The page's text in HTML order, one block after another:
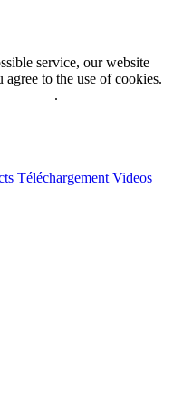
service, our website
to the use of cookies.
.
Téléchargement Videos